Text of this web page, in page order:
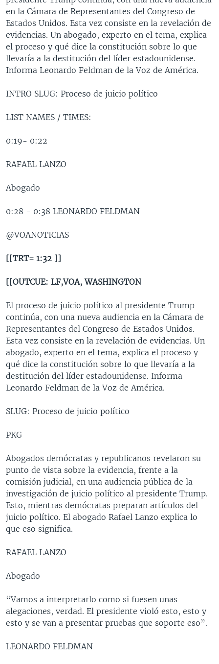
VENEZUELA
BRASIL
NICARAGUA
ECONOMÍA
ENTRETENIMIENTO Y CULTURA
TECNOLOGÍA
DEPORTES
MULTIMEDIA
VIDEOS
FOTOGRAFÍA
AUDIOS
PROGRAMAS TV
EL MUNDO AL DÍA
FORO INTERAMERICANO
LAS CLAVES
PANORAMA
RADIO
AVANCE INFORMATIVO
BUENOS DÍAS AMÉRICA
ESTADOS UNIDOS AL DÍA
DEPORTIVO INTERNACIONAL
NOTA ECONÓMICA
DIRECT
en la Cámara de Representantes del Congreso de
Estados Unidos. Esta vez consiste en la revelación de
evidencias. Un abogado, experto en el tema, explica
el proceso y qué dice la constitución sobre lo que
llevaría a la destitución del líder estadounidense.
Informa Leonardo Feldman de la Voz de América.
INTRO SLUG: Proceso de juicio político
LIST NAMES / TIMES:
0:19- 0:22
RAFAEL LANZO
Abogado
0:28 - 0:38 LEONARDO FELDMAN
@VOANOTICIAS
[[TRT= 1:32 ]]
[[OUTCUE: LF,VOA, WASHINGTON
El proceso de juicio político al presidente Trump
continúa, con una nueva audiencia en la Cámara de
Representantes del Congreso de Estados Unidos.
Esta vez consiste en la revelación de evidencias. Un
abogado, experto en el tema, explica el proceso y
qué dice la constitución sobre lo que llevaría a la
destitución del líder estadounidense. Informa
Leonardo Feldman de la Voz de América.
SLUG: Proceso de juicio político
PKG
Abogados demócratas y republicanos revelaron su
punto de vista sobre la evidencia, frente a la
comisión judicial, en una audiencia pública de la
investigación de juicio político al presidente Trump.
Esto, mientras demócratas preparan artículos del
juicio político. El abogado Rafael Lanzo explica lo
que eso significa.
RAFAEL LANZO
Abogado
“Vamos a interpretarlo como si fuesen unas
alegaciones, verdad. El presidente violó esto, esto y
esto y se van a presentar pruebas que soporte eso”.
LEONARDO FELDMAN